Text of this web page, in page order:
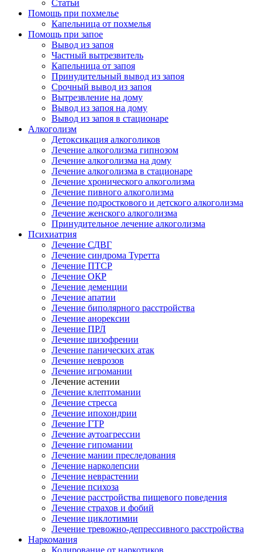
Статьи
Помощь при похмелье
Капельница от похмелья
Помощь при запое
Вывод из запоя
Частный вытрезвитель
Капельница от запоя
Принудительный вывод из запоя
Срочный вывод из запоя
Вытрезвление на дому
Вывод из запоя на дому
Вывод из запоя в стационаре
Алкоголизм
Детоксикация алкоголиков
Лечение алкоголизма гипнозом
Лечение алкоголизма на дому
Лечение алкоголизма в стационаре
Лечение хронического алкоголизма
Лечение пивного алкоголизма
Лечение подросткового и детского алкоголизма
Лечение женского алкоголизма
Принудительное лечение алкоголизма
Психиатрия
Лечение СДВГ
Лечение синдрома Туретта
Лечение ПТСР
Лечение ОКР
Лечение деменции
Лечение апатии
Лечение биполярного расстройства
Лечение анорексии
Лечение ПРЛ
Лечение шизофрении
Лечение панических атак
Лечение неврозов
Лечение игромании
Лечение астении
Лечение клептомании
Лечение стресса
Лечение ипохондрии
Лечение ГТР
Лечение аутоагрессии
Лечение гипомании
Лечение мании преследования
Лечение нарколепсии
Лечение неврастении
Лечение психоза
Лечение расстройства пищевого поведения
Лечение страхов и фобий
Лечение циклотимии
Лечение тревожно-депрессивного расстройства
Наркомания
Кодирование от наркотиков